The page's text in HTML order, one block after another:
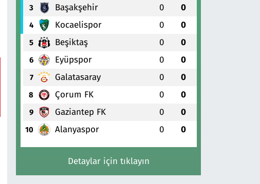
3 Başakşehir 0 0
4 Kocaelispor 0 0
5 Beşiktaş 0 0
6 Eyüpspor 0 0
7 Galatasaray 0 0
8 Çorum FK 0 0
9 Gaziantep FK 0 0
10 Alanyaspor 0 0
Detaylar için tıklayın